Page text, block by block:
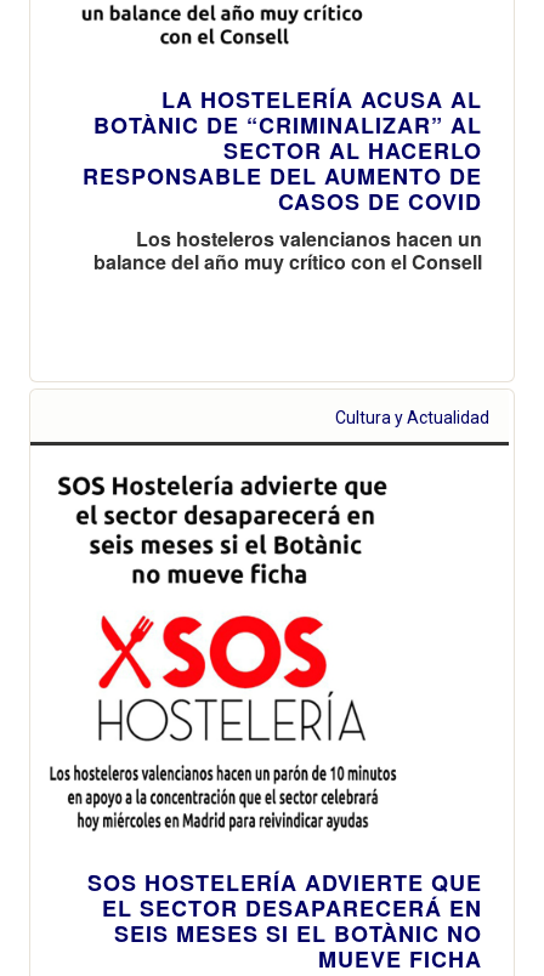
LA HOSTELERÍA ACUSA AL
BOTÀNIC DE “CRIMINALIZAR” AL
SECTOR AL HACERLO
RESPONSABLE DEL AUMENTO DE
CASOS DE COVID
Los hosteleros valencianos hacen un
balance del año muy crítico con el Consell
Cultura y Actualidad
SOS HOSTELERÍA ADVIERTE QUE
EL SECTOR DESAPARECERÁ EN
SEIS MESES SI EL BOTÀNIC NO
MUEVE FICHA